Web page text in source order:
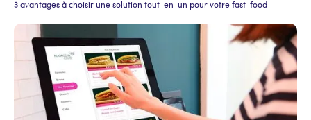
3 avantages à choisir une solution tout-en-un pour votre fast-food